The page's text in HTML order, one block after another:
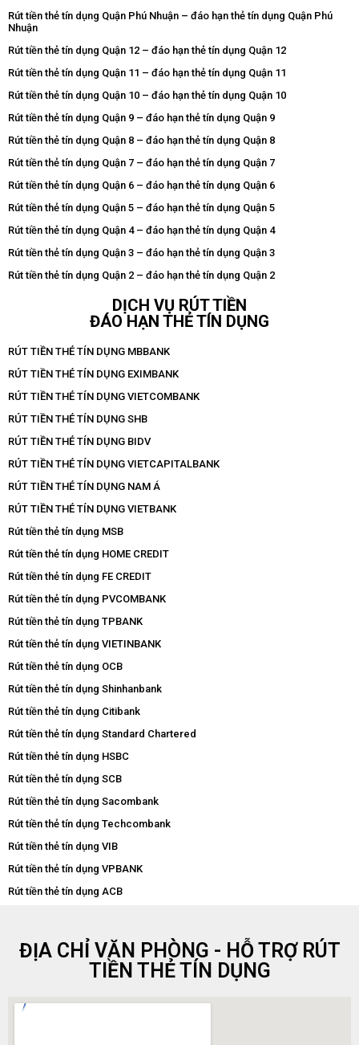
Rút tiền thẻ tín dụng Quận Phú Nhuận – đáo hạn thẻ tín dụng Quận Phú
Nhuận
Rút tiền thẻ tín dụng Quận 12 – đáo hạn thẻ tín dụng Quận 12
Rút tiền thẻ tín dụng Quận 11 – đáo hạn thẻ tín dụng Quận 11
Rút tiền thẻ tín dụng Quận 10 – đáo hạn thẻ tín dụng Quận 10
Rút tiền thẻ tín dụng Quận 9 – đáo hạn thẻ tín dụng Quận 9
Rút tiền thẻ tín dụng Quận 8 – đáo hạn thẻ tín dụng Quận 8
Rút tiền thẻ tín dụng Quận 7 – đáo hạn thẻ tín dụng Quận 7
Rút tiền thẻ tín dụng Quận 6 – đáo hạn thẻ tín dụng Quận 6
Rút tiền thẻ tín dụng Quận 5 – đáo hạn thẻ tín dụng Quận 5
Rút tiền thẻ tín dụng Quận 4 – đáo hạn thẻ tín dụng Quận 4
Rút tiền thẻ tín dụng Quận 3 – đáo hạn thẻ tín dụng Quận 3
Rút tiền thẻ tín dụng Quận 2 – đáo hạn thẻ tín dụng Quận 2
DỊCH VỤ RÚT TIỀN
ĐÁO HẠN THẺ TÍN DỤNG
RÚT TIỀN THẺ TÍN DỤNG MBBANK
RÚT TIỀN THẺ TÍN DỤNG EXIMBANK
RÚT TIỀN THẺ TÍN DỤNG VIETCOMBANK
RÚT TIỀN THẺ TÍN DỤNG SHB
RÚT TIỀN THẺ TÍN DỤNG BIDV
RÚT TIỀN THẺ TÍN DỤNG VIETCAPITALBANK
RÚT TIỀN THẺ TÍN DỤNG NAM Á
RÚT TIỀN THẺ TÍN DỤNG VIETBANK
Rút tiền thẻ tín dụng MSB
Rút tiền thẻ tín dụng HOME CREDIT
Rút tiền thẻ tín dụng FE CREDIT
Rút tiền thẻ tín dụng PVCOMBANK
Rút tiền thẻ tín dụng TPBANK
Rút tiền thẻ tín dụng VIETINBANK
Rút tiền thẻ tín dụng OCB
Rút tiền thẻ tín dụng Shinhanbank
Rút tiền thẻ tín dụng Citibank
Rút tiền thẻ tín dụng Standard Chartered
Rút tiền thẻ tín dụng HSBC
Rút tiền thẻ tín dụng SCB
Rút tiền thẻ tín dụng Sacombank
Rút tiền thẻ tín dụng Techcombank
Rút tiền thẻ tín dụng VIB
Rút tiền thẻ tín dụng VPBANK
Rút tiền thẻ tín dụng ACB
ĐỊA CHỈ VĂN PHÒNG - HỖ TRỢ RÚT
TIỀN THẺ TÍN DỤNG